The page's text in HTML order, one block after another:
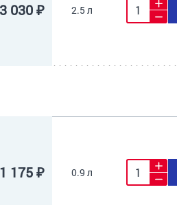
3 030 ₽ 2.5 л
1 175 ₽ 0.9 л